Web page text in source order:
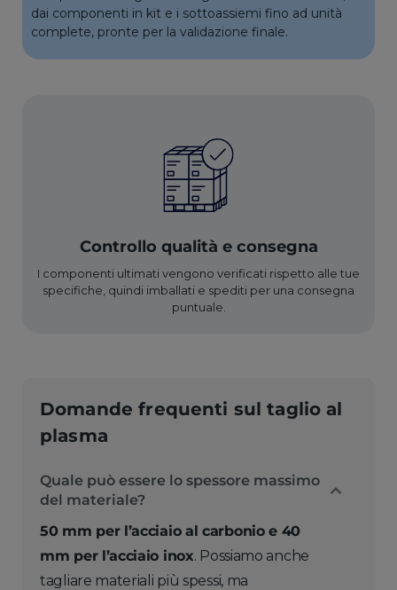
dai componenti in kit e i sottoassiemi fino ad unità
complete, pronte per la validazione finale.
Controllo qualità e consegna
I componenti ultimati vengono verificati rispetto alle tue
specifiche, quindi imballati e spediti per una consegna
puntuale.
Domande frequenti sul taglio al
plasma
Quale può essere lo spessore massimo
del materiale?
50 mm per l’acciaio al carbonio e 40
mm per l’acciaio inox. Possiamo anche
tagliare materiali più spessi, ma